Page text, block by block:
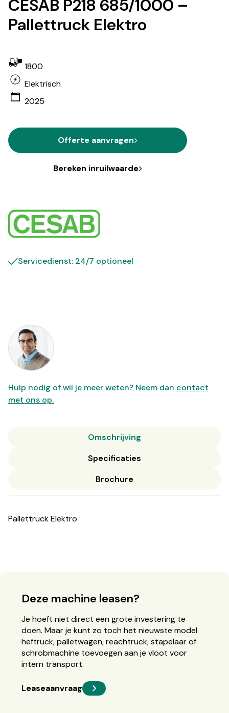
CESAB P218 685/1000 –
Pallettruck Elektro
1800
Elektrisch
2025
Offerte aanvragen
Bereken inruilwaarde
Servicedienst: 24/7 optioneel
Hulp nodig of wil je meer weten? Neem dan contact
met ons op.
Omschrijving
Specificaties
Brochure
Pallettruck Elektro
Deze machine leasen?
Je hoeft niet direct een grote investering te
doen. Maar je kunt zo toch het nieuwste model
heftruck, palletwagen, reachtruck, stapelaar of
schrobmachine toevoegen aan je vloot voor
intern transport.
Leaseaanvraag